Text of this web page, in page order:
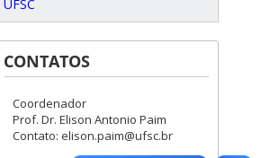
UFSC
CONTATOS
Coordenador
Prof. Dr. Elison Antonio Paim
Contato: elison.paim@ufsc.br